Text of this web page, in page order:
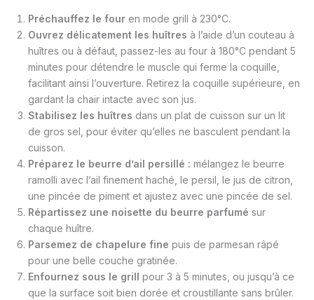
Préchauffez le four en mode grill à 230°C.
Ouvrez délicatement les huîtres à l’aide d’un couteau à
huîtres ou à défaut, passez-les au four à 180°C pendant 5
minutes pour détendre le muscle qui ferme la coquille,
facilitant ainsi l’ouverture. Retirez la coquille supérieure, en
gardant la chair intacte avec son jus.
Stabilisez les huîtres dans un plat de cuisson sur un lit
de gros sel, pour éviter qu’elles ne basculent pendant la
cuisson.
Préparez le beurre d’ail persillé : mélangez le beurre
ramolli avec l’ail finement haché, le persil, le jus de citron,
une pincée de piment et ajustez avec une pincée de sel.
Répartissez une noisette du beurre parfumé sur
chaque huître.
Parsemez de chapelure fine puis de parmesan râpé
pour une belle couche gratinée.
Enfournez sous le grill pour 3 à 5 minutes, ou jusqu’à ce
que la surface soit bien dorée et croustillante sans brûler.